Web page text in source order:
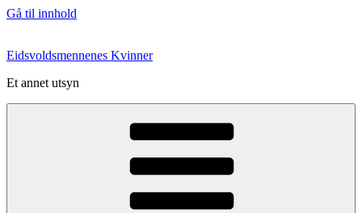
Gå til innhold
Eidsvoldsmennenes Kvinner
Et annet utsyn